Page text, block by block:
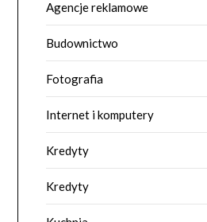
Agencje reklamowe
Budownictwo
Fotografia
Internet i komputery
Kredyty
Kredyty